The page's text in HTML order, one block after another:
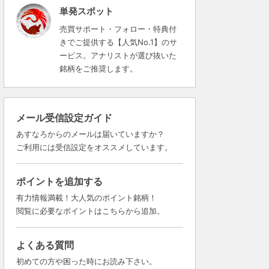
単発スポット
売買サポート・フォロー・特典付
きでご提供する【人気No.1】のサ
ービス。アナリストが選び抜いた
銘柄をご推奨します。
メール受信設定ガイド
あすなろからのメールは届いていますか？
ご利用には受信設定をオススメしています。
ポイントを追加する
有力情報満載！大人気のポイント銘柄！
閲覧に必要なポイントはこちらから追加。
よくある質問
初めての方や困った時にお読み下さい。